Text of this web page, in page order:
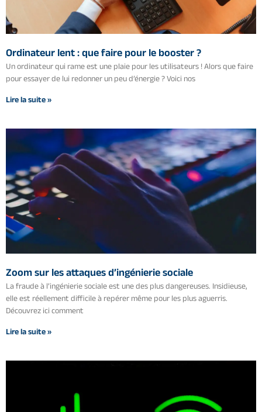
Ordinateur lent : que faire pour le booster ?
Un ordinateur qui rame est une plaie pour les utilisateurs ! Alors que faire
pour essayer de lui redonner un peu d’énergie ? Voici nos
Lire la suite »
Zoom sur les attaques d’ingénierie sociale
La fraude à l’ingénierie sociale est une des plus dangereuses. Insidieuse,
elle est réellement difficile à repérer même pour les plus aguerris.
Découvrez ici comment
Lire la suite »